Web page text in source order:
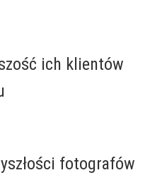
ich klientów
fotografów